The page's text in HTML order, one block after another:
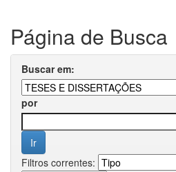
Página de Busca
Buscar em:
por
Filtros correntes: